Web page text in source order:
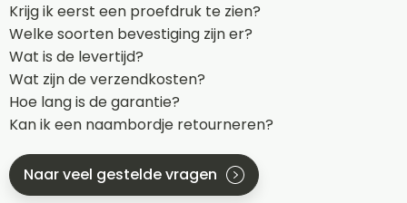
Krijg ik eerst een proefdruk te zien?
Welke soorten bevestiging zijn er?
Wat is de levertijd?
Wat zijn de verzendkosten?
Hoe lang is de garantie?
Kan ik een naambordje retourneren?
Naar veel gestelde vragen